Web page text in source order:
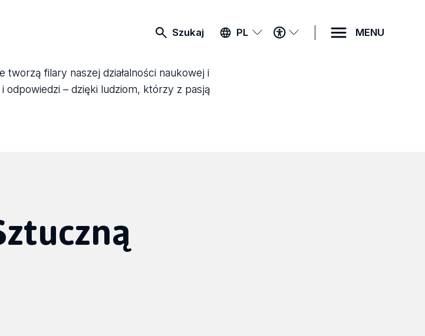
Szukaj PL
MENU
DOSTĘPNOŚCI
MENU
filary naszej działalności naukowej i
odpowiedzi – dzięki ludziom, którzy z pasją